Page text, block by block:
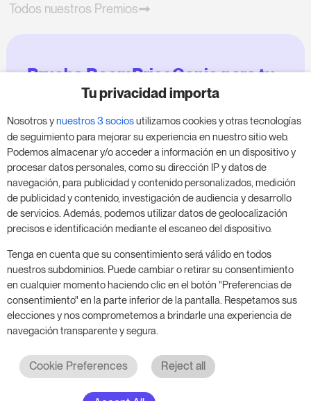
Todos nuestros Premios
Prueba RoomPriceGenie para tu
negocio
Aprovecha nuestra prueba de 14 días y mejora tu
negocio, sin compromiso.
Agenda una reunión para empezar tu prueba
gratuita de 14 días.
Inicia tu prueba gratuita
Programa una reunión
Tu privacidad importa
Nosotros ynuestros 3 sociosutilizamos cookies y otras tecnologías
de seguimiento para mejorar su experiencia en nuestro sitio web.
Podemos almacenar y/o acceder a información en un dispositivo y
procesar datos personales, como su dirección IP y datos de
navegación, para publicidad y contenido personalizados, medición
de publicidad y contenido, investigación de audiencia y desarrollo
de servicios. Además, podemos utilizar datos de geolocalización
precisos e identificación mediante el escaneo del dispositivo.
Tenga en cuenta que su consentimiento será válido en todos
nuestros subdominios. Puede cambiar o retirar su consentimiento
en cualquier momento haciendo clic en el botón "Preferencias de
consentimiento" en la parte inferior de la pantalla. Respetamos sus
elecciones y nos comprometemos a brindarle una experiencia de
navegación transparente y segura.
Cookie Preferences Reject all